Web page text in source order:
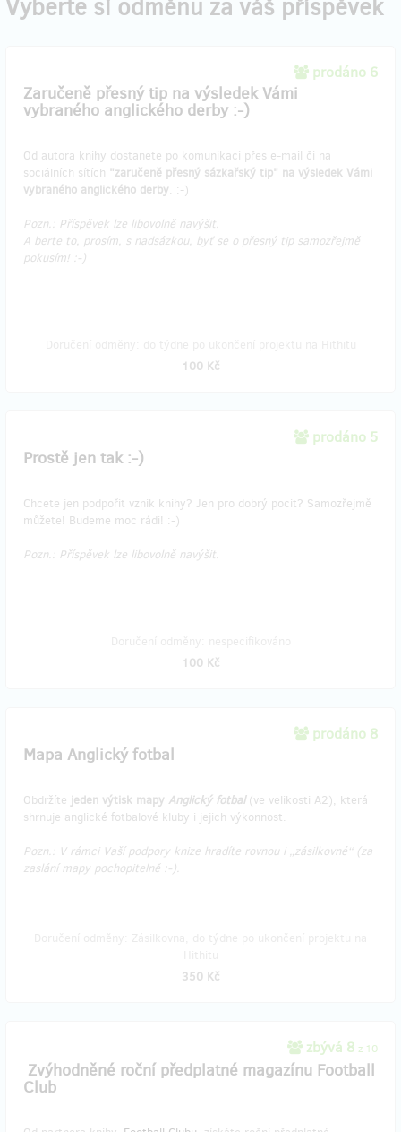
Vyberte si odměnu za váš příspěvek
prodáno 6
Zaručeně přesný tip na výsledek Vámi
vybraného anglického derby :-)
Od autora knihy dostanete po komunikaci přes e-mail či na
sociálních sítích "zaručeně přesný sázkařský tip" na výsledek Vámi
vybraného anglického derby. :-)
Pozn.: Příspěvek lze libovolně navýšit.
A berte to, prosím, s nadsázkou, byť se o přesný tip samozřejmě
pokusím! :-)
100 Kč
prodáno 5
Prostě jen tak :-)
Chcete jen podpořit vznik knihy? Jen pro dobrý pocit? Samozřejmě
můžete! Budeme moc rádi! :-)
Pozn.: Příspěvek lze libovolně navýšit.
100 Kč
prodáno 8
Mapa Anglický fotbal
Obdržíte jeden výtisk mapy Anglický fotbal(ve velikosti A2), která
shrnuje anglické fotbalové kluby i jejich výkonnost.
Pozn.: V rámci Vaší podpory knize hradíte rovnou i „zásilkovné“ (za
zaslání mapy pochopitelně :-).
350 Kč
zbývá 8 z 10
​ Zvýhodněné roční předplatné magazínu Football
Club